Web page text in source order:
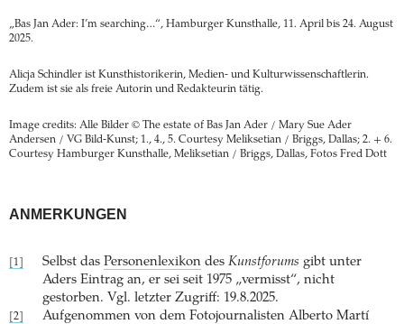
„Bas Jan Ader: I’m searching…“, Hamburger Kunsthalle, 11. April bis 24. August
2025.
Alicja Schindler ist Kunsthistorikerin, Medien- und Kulturwissenschaftlerin.
Zudem ist sie als freie Autorin und Redakteurin tätig.
Image credits: Alle Bilder © The estate of Bas Jan Ader / Mary Sue Ader
Andersen / VG Bild-Kunst; 1., 4., 5. Courtesy Meliksetian / Briggs, Dallas; 2. + 6.
Courtesy Hamburger Kunsthalle, Meliksetian / Briggs, Dallas, Fotos Fred Dott
ANMERKUNGEN
[1] Selbst das Personenlexikon des Kunstforums gibt unter
Aders Eintrag an, er sei seit 1975 „vermisst“, nicht
gestorben. Vgl. letzter Zugriff: 19.8.2025.
[2]
Aufgenommen von dem Fotojournalisten Alberto Martí